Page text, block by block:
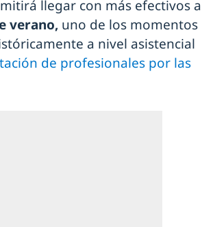
llegar con más efectivos a
verano, uno de los momentos
a nivel asistencial
de profesionales por las